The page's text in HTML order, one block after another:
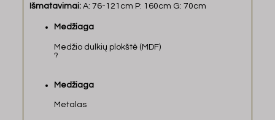
Išmatavimai: A: 76-121cm P: 160cm G: 70cm
Medžiaga
Medžio dulkių plokštė (MDF)
?
Medžiaga
Metalas